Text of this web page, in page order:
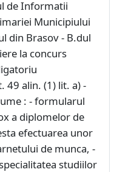
de Informatii
Municipiului
din Brasov - B.dul
la concurs
49 alin. (1) lit. a) -
: - formularul
a diplomelor de
efectuarea unor
de munca, -
studiilor